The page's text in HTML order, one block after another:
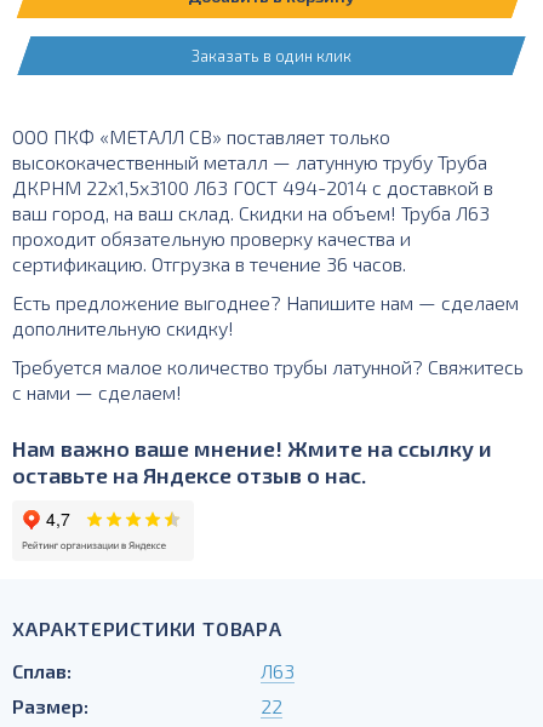
Заказать в один клик
ООО ПКФ «МЕТАЛЛ СВ» поставляет только
высококачественный металл — латунную трубу Труба
ДКРНМ 22х1,5х3100 Л63 ГОСТ 494-2014 с доставкой в
ваш город, на ваш склад. Скидки на объем! Труба Л63
проходит обязательную проверку качества и
сертификацию. Отгрузка в течение 36 часов.
Есть предложение выгоднее? Напишите нам — сделаем
дополнительную скидку!
Требуется малое количество трубы латунной? Свяжитесь
с нами — сделаем!
Нам важно ваше мнение! Жмите на ссылку и
оставьте на Яндексе отзыв о нас.
ХАРАКТЕРИСТИКИ ТОВАРА
Сплав:
Л63
Размер:
22